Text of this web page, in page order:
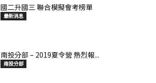
國二升國三 聯合模擬會考榜單
最新消息
南投分部 – 2019夏令營 熱烈報...
南投分部